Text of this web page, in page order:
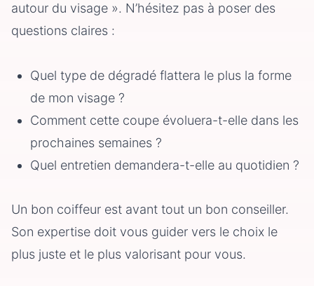
autour du visage ». N’hésitez pas à poser des
questions claires :
Quel type de dégradé flattera le plus la forme
de mon visage ?
Comment cette coupe évoluera-t-elle dans les
prochaines semaines ?
Quel entretien demandera-t-elle au quotidien ?
Un bon coiffeur est avant tout un bon conseiller.
Son expertise doit vous guider vers le choix le
plus juste et le plus valorisant pour vous.